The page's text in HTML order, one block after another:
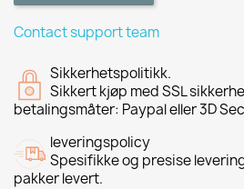
Contact support team
Sikkerhetspolitikk.
Sikkert kjøp med SSL
betalingsmåter: Paypal eller 3D
leveringspolicy
Spesifikke og presise
pakker levert.